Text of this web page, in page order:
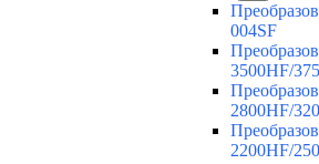
004SF
3500HF/
2800HF/
2200HF/